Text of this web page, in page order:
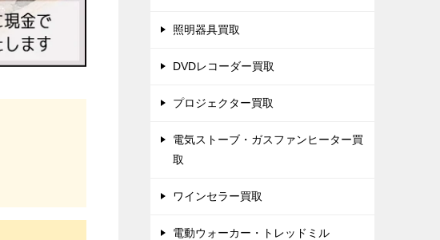
照明器具買取
DVDレコーダー買取
プロジェクター買取
電気ストーブ・ガスファンヒーター買
取
ワインセラー買取
電動ウォーカー・トレッドミル